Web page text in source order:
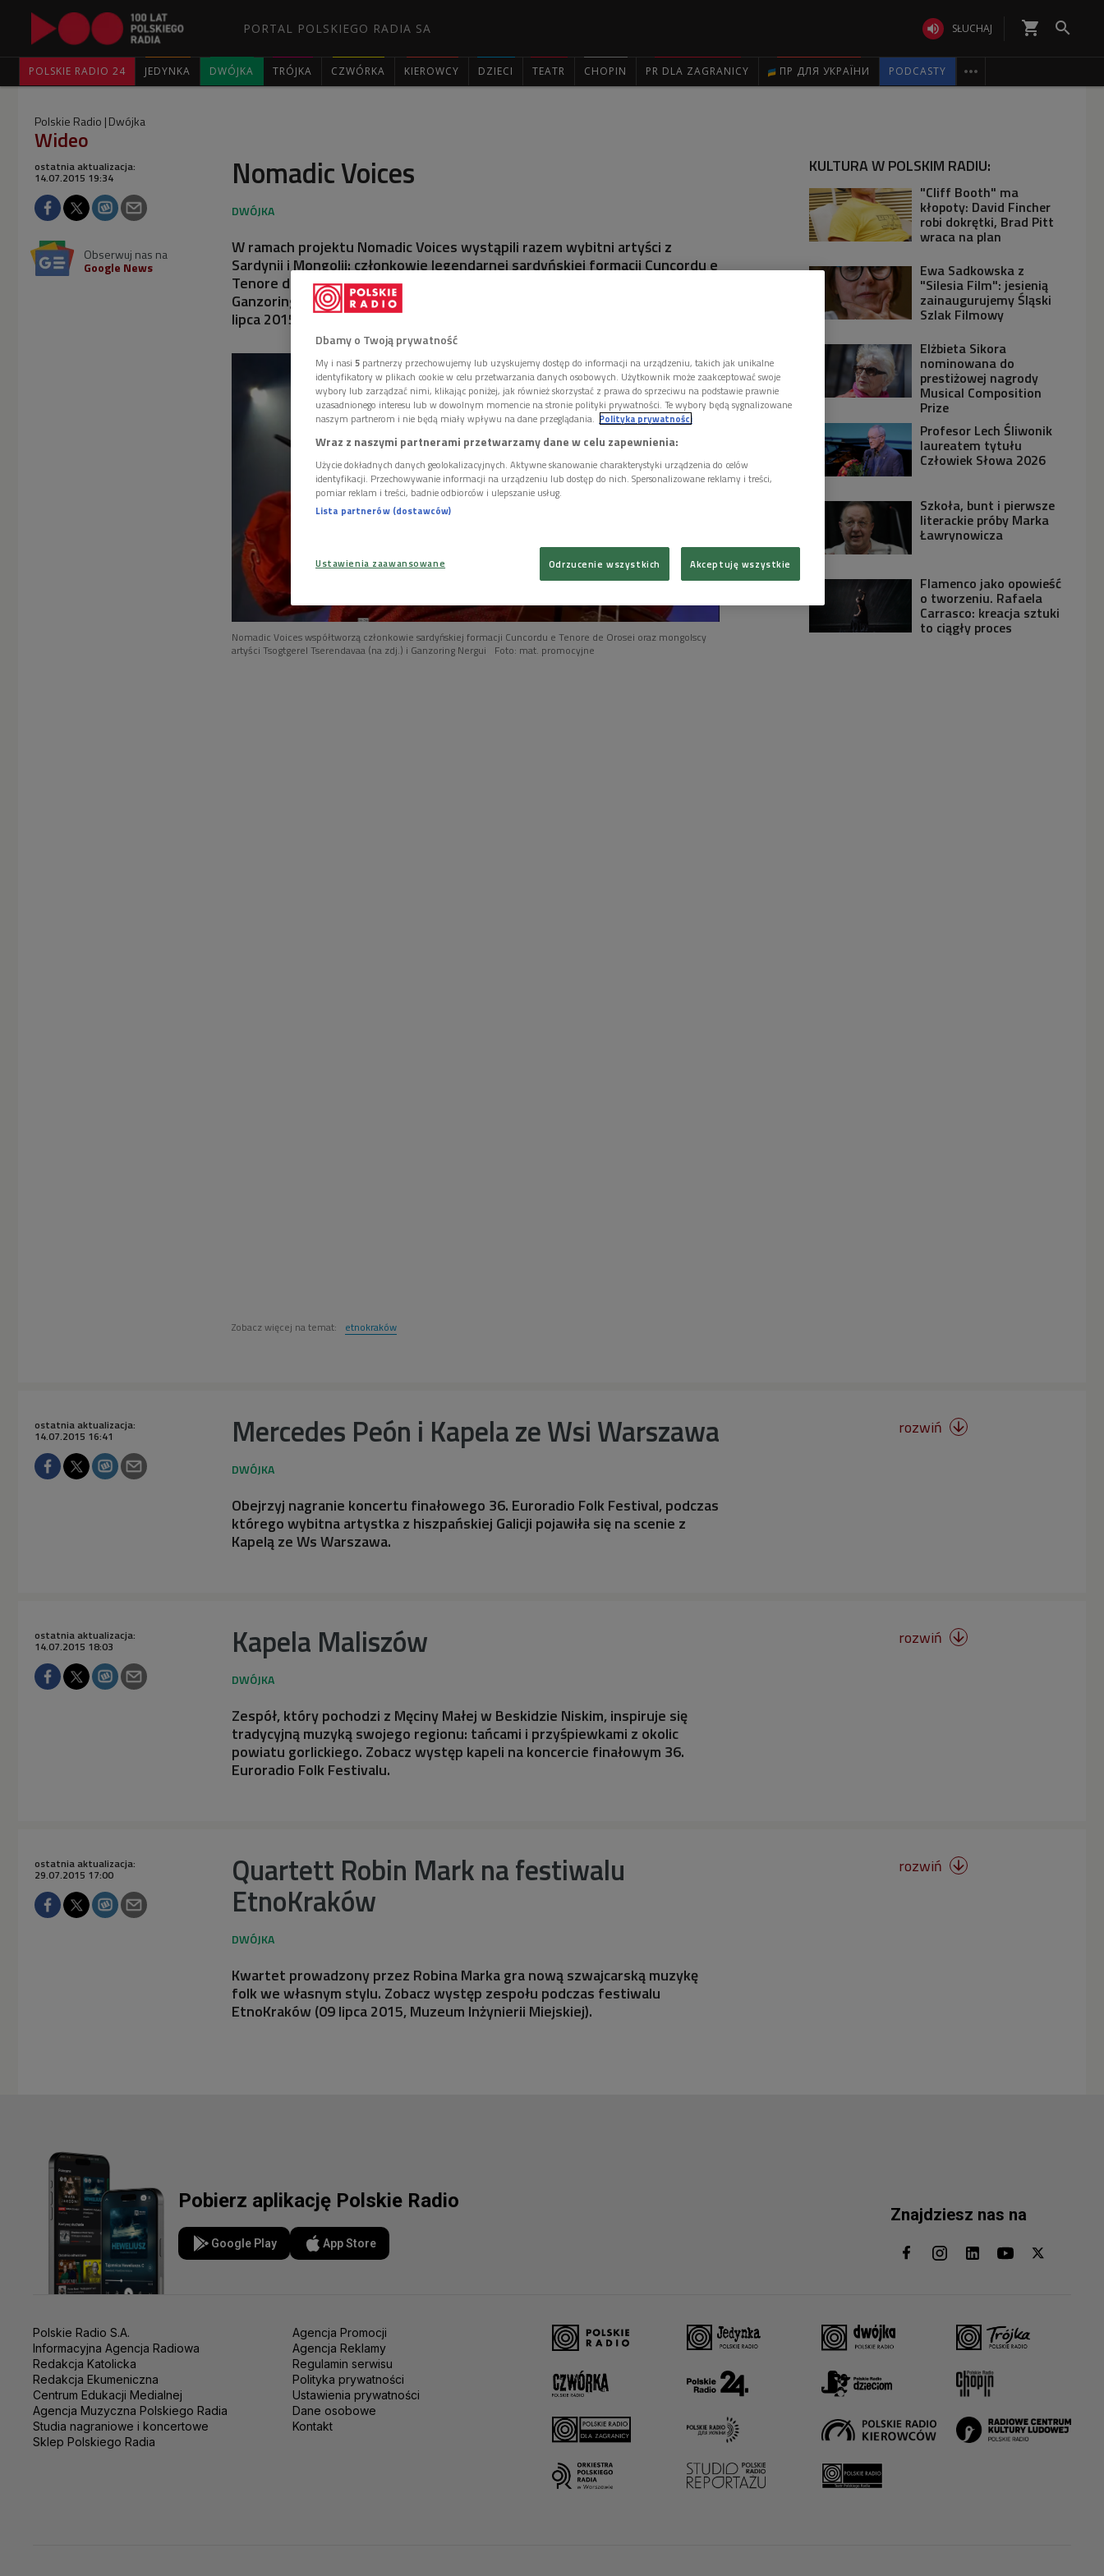
PORTAL POLSKIEGO RADIA SA  SŁUCHAJ shopping_cart 
POLSKIE RADIO 24 JEDYNKA DWÓJKA TRÓJKA CZWÓRKA KIEROWCY DZIECI TEATR CHOPIN PR DLA ZAGRANICY ПР ДЛЯ УКРАЇНИ PODCASTY 
Polskie Radio Dwójka
Wideo
Nomadic Voices
ostatnia aktualizacja:
14.07.2015 19:34
Obserwuj nas na
Google News
W ramach projektu Nomadic Voices wystąpili razem wybitni artyści z
Sardynii i Mongolii: członkowie legendarnej sardyńskiej formacji Cuncordu e
Tenore de Orosei oraz mongolscy artyści Tsogtgerel Tserendavaa i
Ganzoring Nergui. Zobacz ich występ podczas festiwalu EtnoKraków (9
lipca 2015, kościół św. Katarzyny)
Nomadic Voices współtworzą członkowie sardyńskiej formacji Cuncordu e Tenore de Orosei oraz mongolscy
artyści Tsogtgerel Tserendavaa (na zdj.) i Ganzoring Nergui
Foto: mat. promocyjne
Zobacz więcej na temat: etnokraków
KULTURA W POLSKIM RADIU:
"Cliff Booth" ma
kłopoty: David Fincher
robi dokrętki, Brad Pitt
wraca na plan
Ewa Sadkowska z
"Silesia Film": jesienią
zainaugurujemy Śląski
Szlak Filmowy
Elżbieta Sikora
nominowana do
prestiżowej nagrody
Musical Composition
Prize
Profesor Lech Śliwonik
laureatem tytułu
Człowiek Słowa 2026
Szkoła, bunt i pierwsze
literackie próby Marka
Ławrynowicza
Flamenco jako opowieść
o tworzeniu. Rafaela
Carrasco: kreacja sztuki
to ciągły proces
Mercedes Peón i Kapela ze Wsi Warszawa
ostatnia aktualizacja:
14.07.2015 16:41
Obejrzyj nagranie koncertu finałowego 36. Euroradio Folk Festival, podczas
którego wybitna artystka z hiszpańskiej Galicji pojawiła się na scenie z
Kapelą ze Ws Warszawa.
rozwiń 
Kapela Maliszów
ostatnia aktualizacja:
14.07.2015 18:03
Zespół, który pochodzi z Męciny Małej w Beskidzie Niskim, inspiruje się
tradycyjną muzyką swojego regionu: tańcami i przyśpiewkami z okolic
powiatu gorlickiego. Zobacz występ kapeli na koncercie finałowym 36.
Euroradio Folk Festivalu.
rozwiń 
Quartett Robin Mark na festiwalu
EtnoKraków
ostatnia aktualizacja:
29.07.2015 17:00
Kwartet prowadzony przez Robina Marka gra nową szwajcarską muzykę
folk we własnym stylu. Zobacz występ zespołu podczas festiwalu
EtnoKraków (09 lipca 2015, Muzeum Inżynierii Miejskiej).
rozwiń 
Pobierz aplikację Polskie Radio
Google Play App Store
Znajdziesz nas na
Polskie Radio S.A.
Informacyjna Agencja Radiowa
Redakcja Katolicka
Redakcja Ekumeniczna
Centrum Edukacji Medialnej
Agencja Muzyczna Polskiego Radia
Studia nagraniowe i koncertowe
Sklep Polskiego Radia
Agencja Promocji
Agencja Reklamy
Regulamin serwisu
Polityka prywatności
Ustawienia prywatności
Dane osobowe
Kontakt
Dbamy o Twoją prywatność
My i nasi 5 partnerzy przechowujemy lub uzyskujemy dostęp do informacji na urządzeniu, takich jak unikalne
identyfikatory w plikach cookie w celu przetwarzania danych osobowych. Użytkownik może zaakceptować swoje
wybory lub zarządzać nimi, klikając poniżej, jak również skorzystać z prawa do sprzeciwu na podstawie prawnie
uzasadnionego interesu lub w dowolnym momencie na stronie polityki prywatności. Te wybory będą sygnalizowane
naszym partnerom i nie będą miały wpływu na dane przeglądania. Polityka prywatności
Wraz z naszymi partnerami przetwarzamy dane w celu zapewnienia:
Użycie dokładnych danych geolokalizacyjnych. Aktywne skanowanie charakterystyki urządzenia do celów
identyfikacji. Przechowywanie informacji na urządzeniu lub dostęp do nich. Spersonalizowane reklamy i treści,
pomiar reklam i treści, badnie odbiorców i ulepszanie usług.
Lista partnerów (dostawców)
Ustawienia zaawansowane Odrzucenie wszystkich Akceptuję wszystkie